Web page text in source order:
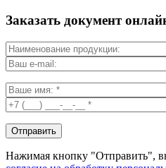
Заказать документ
Нажимая кнопку "Отправить",